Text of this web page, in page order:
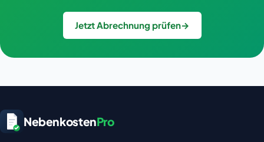
Jetzt Abrechnung prüfen→
NebenkostenPro